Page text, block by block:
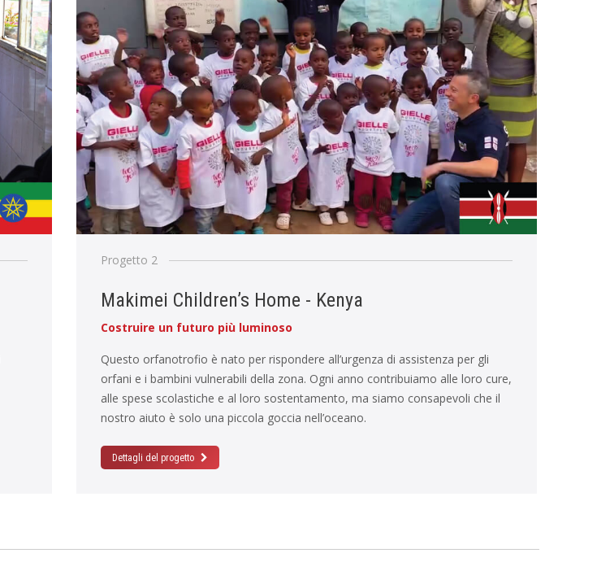
Progetto 2
Makimei Children’s Home - Kenya
Costruire un futuro più luminoso
Questo orfanotrofio è nato per rispondere all’urgenza di assistenza per gli
orfani e i bambini vulnerabili della zona. Ogni anno contribuiamo alle loro cure,
alle spese scolastiche e al loro sostentamento, ma siamo consapevoli che il
nostro aiuto è solo una piccola goccia nell’oceano.
Dettagli del progetto